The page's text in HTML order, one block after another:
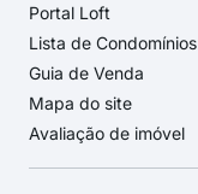
Portal Loft
Lista de Condomínios
Guia de Venda
Mapa do site
Avaliação de imóvel